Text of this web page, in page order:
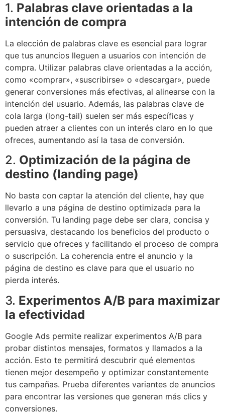
1. Palabras clave orientadas a la
intención de compra
La elección de palabras clave es esencial para lograr
que tus anuncios lleguen a usuarios con intención de
compra. Utilizar palabras clave orientadas a la acción,
como «comprar», «suscribirse» o «descargar», puede
generar conversiones más efectivas, al alinearse con la
intención del usuario. Además, las palabras clave de
cola larga (long-tail) suelen ser más específicas y
pueden atraer a clientes con un interés claro en lo que
ofreces, aumentando así la tasa de conversión.
2. Optimización de la página de
destino (landing page)
No basta con captar la atención del cliente, hay que
llevarlo a una página de destino optimizada para la
conversión. Tu landing page debe ser clara, concisa y
persuasiva, destacando los beneficios del producto o
servicio que ofreces y facilitando el proceso de compra
o suscripción. La coherencia entre el anuncio y la
página de destino es clave para que el usuario no
pierda interés.
3. Experimentos A/B para maximizar
la efectividad
Google Ads permite realizar experimentos A/B para
probar distintos mensajes, formatos y llamados a la
acción. Esto te permitirá descubrir qué elementos
tienen mejor desempeño y optimizar constantemente
tus campañas. Prueba diferentes variantes de anuncios
para encontrar las versiones que generan más clics y
conversiones.